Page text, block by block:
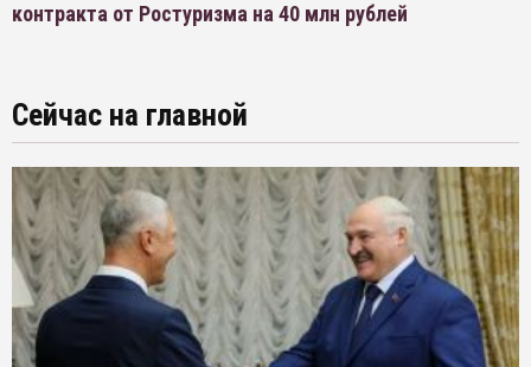
контракта от Ростуризма на 40 млн рублей
Сейчас на главной